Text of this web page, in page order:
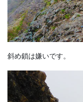
斜め鎖は嫌いです。